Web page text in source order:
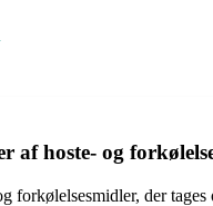
hoste- og
forkølelsesmidler, der